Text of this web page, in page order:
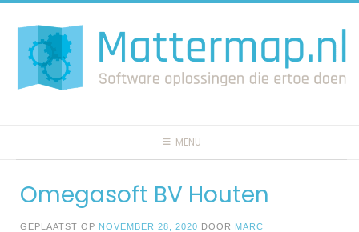
naar
inhoud
MENU
Omegasoft BV Houten
GEPLAATST OP NOVEMBER 28, 2020 DOOR MARC